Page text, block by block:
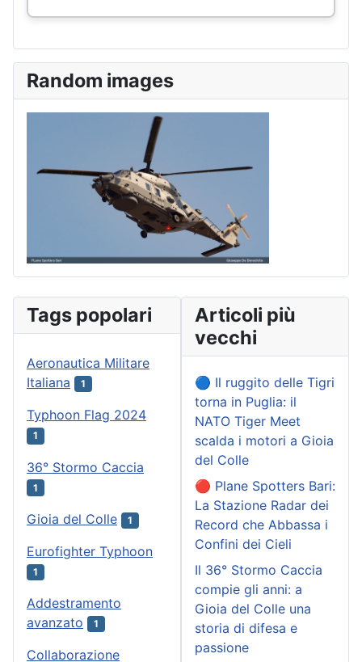
Random images
Tags popolari
Aeronautica Militare
Italiana
1
Typhoon Flag 2024
1
36° Stormo Caccia
1
Gioia del Colle 1
Eurofighter Typhoon
1
Addestramento
avanzato
1
Collaborazione
Articoli più
vecchi
🔵 Il ruggito delle Tigri
torna in Puglia: il
NATO Tiger Meet
scalda i motori a Gioia
del Colle
🔴 Plane Spotters Bari:
La Stazione Radar dei
Record che Abbassa i
Confini dei Cieli
Il 36° Stormo Caccia
compie gli anni: a
Gioia del Colle una
storia di difesa e
passione